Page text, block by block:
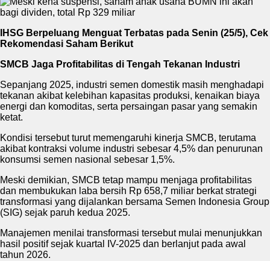
IHSG Berpeluang Menguat Terbatas pada Senin (25/5), Cek
Rekomendasi Saham Berikut
SMCB Jaga Profitabilitas di Tengah Tekanan Industri
Sepanjang 2025, industri semen domestik masih menghadapi
tekanan akibat kelebihan kapasitas produksi, kenaikan biaya
energi dan komoditas, serta persaingan pasar yang semakin
ketat.
Kondisi tersebut turut memengaruhi kinerja SMCB, terutama
akibat kontraksi volume industri sebesar 4,5% dan penurunan
konsumsi semen nasional sebesar 1,5%.
Meski demikian, SMCB tetap mampu menjaga profitabilitas
dan membukukan laba bersih Rp 658,7 miliar berkat strategi
transformasi yang dijalankan bersama Semen Indonesia Group
(SIG) sejak paruh kedua 2025.
Manajemen menilai transformasi tersebut mulai menunjukkan
hasil positif sejak kuartal IV-2025 dan berlanjut pada awal
tahun 2026.